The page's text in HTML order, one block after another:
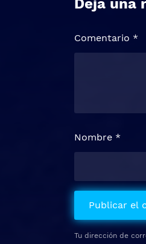
Deja una
Tu dirección de
Comentario *
Nombre *